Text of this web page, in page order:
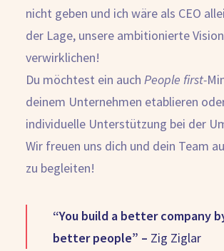
nicht geben und ich wäre als CEO
der Lage, unsere ambitionierte
verwirklichen!
Du möchtest ein auch People first-
deinem Unternehmen etablieren
individuelle Unterstützung bei der
Wir freuen uns dich und dein Team
zu begleiten!
“You build a better company
better people” – Zig Ziglar